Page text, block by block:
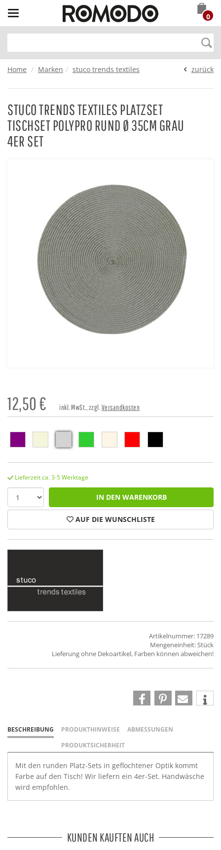
Toggle
navigation
0
Home Marken stuco trends textiles zurück
STUCO TRENDS TEXTILES PLATZSET
TISCHSET POLYPRO RUND Ø 35CM GRAU
4ER SET
12,50€ inkl. MwSt., zzgl.Versandkosten
Lieferzeit ca. 3-5 Werktage
IN DEN WARENKORB
AUF DIE WUNSCHLISTE
Artikelnummer: 17289
Mengeneinheit: Stück
Lieferung ohne Dekoartikel, Farben können abweichen!
BESCHREIBUNG PRODUKTHINWEISE
ABMESSUNGEN
PRODUKTSICHERHEIT
Mit den runden Platz-Sets in geflochtener Optik kommt
Farbe auf den Tisch! Wir liefern ein 4er-Set. Handwäsche
wird empfohlen.
KUNDEN KAUFTEN AUCH